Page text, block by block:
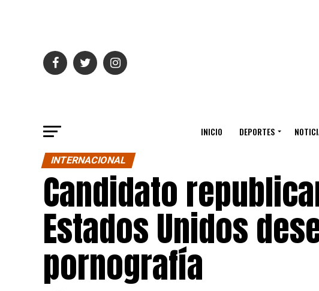
INICIO DEPORTES
INTERNACIONAL
Candidato
Estados Unidos
pornografía